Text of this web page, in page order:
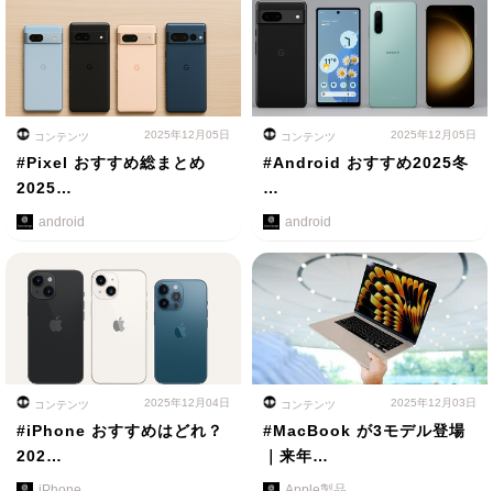
コンテンツ 2025年12月05日
#Pixel おすすめ総まとめ
2025…
android
コンテンツ 2025年12月05日
#Android おすすめ2025冬
…
android
コンテンツ 2025年12月04日
#iPhone おすすめはどれ？
202…
コンテンツ 2025年12月03日
#MacBook が3モデル登場
｜来年…